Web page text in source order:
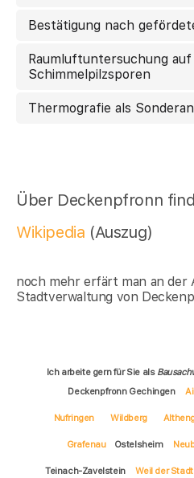
Bestätigung nach
Raumluftuntersuchung auf
Schimmelpilzsporen
Thermografie als
Über Deckenpfronn
Wikipedia (Auszug)
noch mehr erfärt man an der
Stadtverwaltung von
Ich arbeite gern für Sie als
Deckenpfronn Gechingen
Nufringen Wildberg
Grafenau Ostelsheim
Teinach-Zavelstein Weil der Stadt